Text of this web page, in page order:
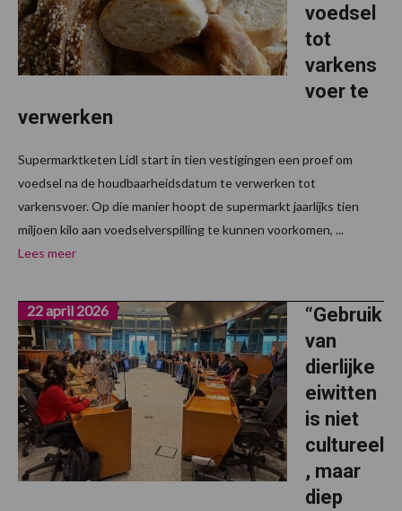
voedsel
tot
varkens
voer te
verwerken
Supermarktketen Lidl start in tien vestigingen een proef om
voedsel na de houdbaarheidsdatum te verwerken tot
varkensvoer. Op die manier hoopt de supermarkt jaarlijks tien
miljoen kilo aan voedselverspilling te kunnen voorkomen, ...
Lees meer
“Gebruik
van
dierlijke
eiwitten
is niet
cultureel
, maar
diep
22 april 2026